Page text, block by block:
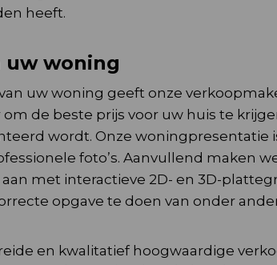
heeft.
uw woning
uw woning geeft onze
de beste prijs voor uw huis te
wordt. Onze woningpresentatie
foto’s. Aanvullend maken
met interactieve 2D- en 3D-
opgave te doen van onder
en kwalitatief hoogwaardige